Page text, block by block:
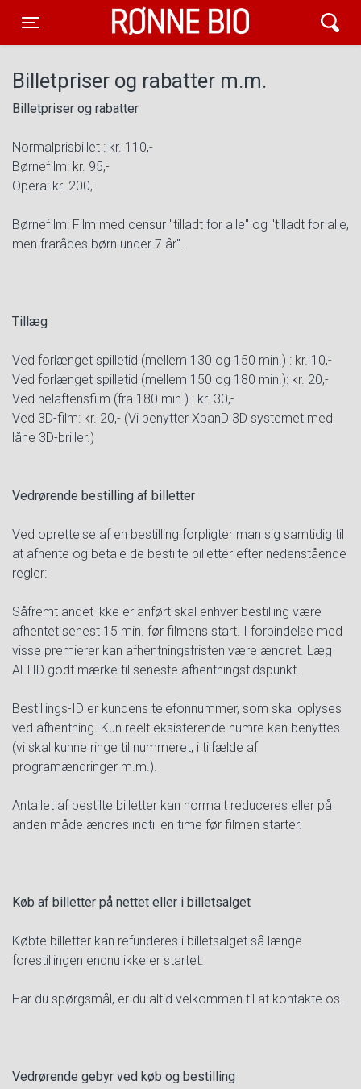
Toggle navigation
Rønne Bio
Billetpriser og rabatter m.m.
Billetpriser og rabatter
Normalprisbillet : kr. 110,-
Børnefilm: kr. 95,-
Opera: kr. 200,-
Børnefilm: Film med censur "tilladt for alle" og "tilladt for alle,
men frarådes børn under 7 år".
Tillæg
Ved forlænget spilletid (mellem 130 og 150 min.) : kr. 10,-
Ved forlænget spilletid (mellem 150 og 180 min.): kr. 20,-
Ved helaftensfilm (fra 180 min.) : kr. 30,-
Ved 3D-film: kr. 20,- (Vi benytter XpanD 3D systemet med
låne 3D-briller.)
Vedrørende bestilling af billetter
Ved oprettelse af en bestilling forpligter man sig samtidig til
at afhente og betale de bestilte billetter efter nedenstående
regler:
Såfremt andet ikke er anført skal enhver bestilling være
afhentet senest 15 min. før filmens start. I forbindelse med
visse premierer kan afhentningsfristen være ændret. Læg
ALTID godt mærke til seneste afhentningstidspunkt.
Bestillings-ID er kundens telefonnummer, som skal oplyses
ved afhentning. Kun reelt eksisterende numre kan benyttes
(vi skal kunne ringe til nummeret, i tilfælde af
programændringer m.m.).
Antallet af bestilte billetter kan normalt reduceres eller på
anden måde ændres indtil en time før filmen starter.
Køb af billetter på nettet eller i billetsalget
Købte billetter kan refunderes i billetsalget så længe
forestillingen endnu ikke er startet.
Har du spørgsmål, er du altid velkommen til at kontakte os.
Vedrørende gebyr ved køb og bestilling